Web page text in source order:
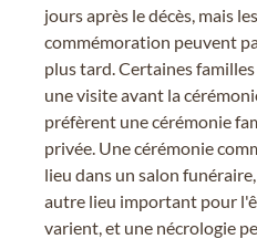
jours après le décès, mais
commémoration peuvent
plus tard. Certaines
une visite avant la
préfèrent une cérémonie
privée. Une cérémonie
lieu dans un salon
autre lieu important pour
varient, et une nécrologie